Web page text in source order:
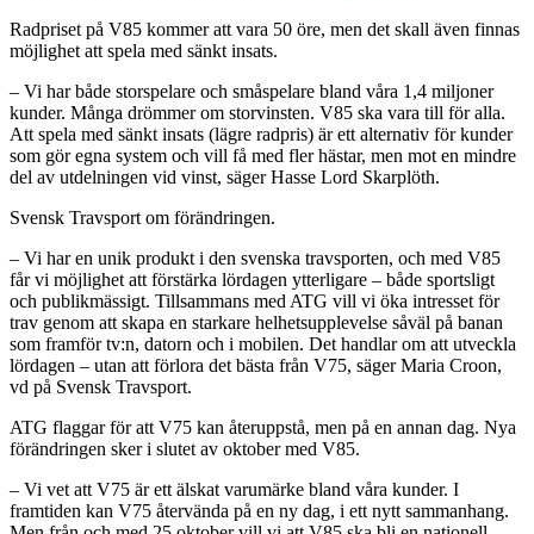
Radpriset på V85 kommer att vara 50 öre, men det skall även finnas
möjlighet att spela med sänkt insats.
– Vi har både storspelare och småspelare bland våra 1,4 miljoner
kunder. Många drömmer om storvinsten. V85 ska vara till för alla.
Att spela med sänkt insats (lägre radpris) är ett alternativ för kunder
som gör egna system och vill få med fler hästar, men mot en mindre
del av utdelningen vid vinst, säger Hasse Lord Skarplöth.
Svensk Travsport om förändringen.
– Vi har en unik produkt i den svenska travsporten, och med V85
får vi möjlighet att förstärka lördagen ytterligare – både sportsligt
och publikmässigt. Tillsammans med ATG vill vi öka intresset för
trav genom att skapa en starkare helhetsupplevelse såväl på banan
som framför tv:n, datorn och i mobilen. Det handlar om att utveckla
lördagen – utan att förlora det bästa från V75, säger Maria Croon,
vd på Svensk Travsport.
ATG flaggar för att V75 kan återuppstå, men på en annan dag. Nya
förändringen sker i slutet av oktober med V85.
– Vi vet att V75 är ett älskat varumärke bland våra kunder. I
framtiden kan V75 återvända på en ny dag, i ett nytt sammanhang.